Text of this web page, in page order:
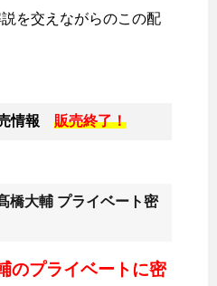
を交えながらのこの配
情報 販売終了！
橋大輔 プライベート密
のプライベートに密